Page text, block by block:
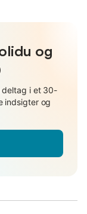
og
deltag i et 30-
indsigter og